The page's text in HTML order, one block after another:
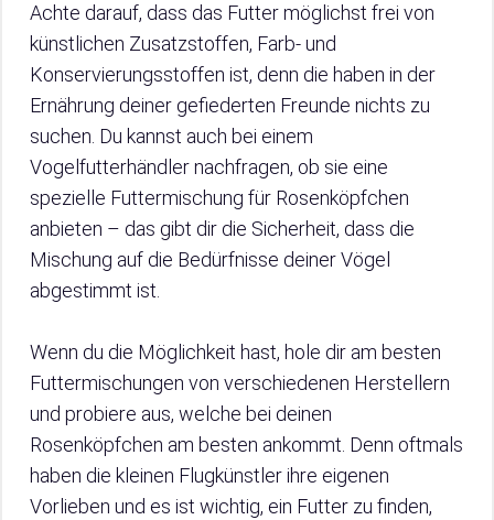
Achte darauf, dass das Futter möglichst frei von
künstlichen Zusatzstoffen, Farb- und
Konservierungsstoffen ist, denn die haben in der
Ernährung deiner gefiederten Freunde nichts zu
suchen. Du kannst auch bei einem
Vogelfutterhändler nachfragen, ob sie eine
spezielle Futtermischung für Rosenköpfchen
anbieten – das gibt dir die Sicherheit, dass die
Mischung auf die Bedürfnisse deiner Vögel
abgestimmt ist.
Wenn du die Möglichkeit hast, hole dir am besten
Futtermischungen von verschiedenen Herstellern
und probiere aus, welche bei deinen
Rosenköpfchen am besten ankommt. Denn oftmals
haben die kleinen Flugkünstler ihre eigenen
Vorlieben und es ist wichtig, ein Futter zu finden,